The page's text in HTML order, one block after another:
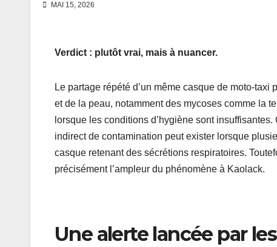
MAI 15, 2026
Verdict : plutôt vrai, mais à nuancer.
Le partage répété d’un même casque de moto-
et de la peau, notamment des mycoses comme la
lorsque les conditions d’hygiène sont
indirect de contamination peut exister lorsque
casque retenant des sécrétions respiratoires.
précisément l’ampleur du phénomène à Kaolack.
Une alerte lancée par